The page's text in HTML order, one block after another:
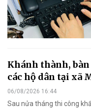
Khánh thành,
các hộ dân tại xã
06/08/2026 16:44
Sau nửa tháng thi công